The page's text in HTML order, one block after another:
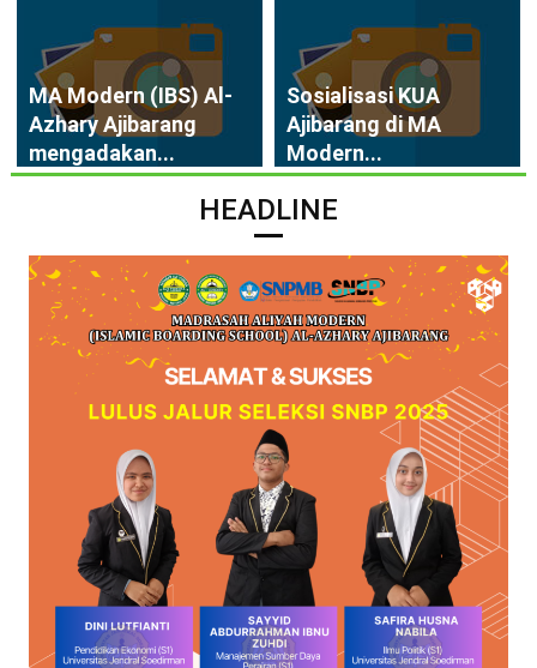
MA Modern (IBS) Al-
Azhary Ajibarang
mengadakan...
Sosialisasi KUA
Ajibarang di MA
Modern...
HEADLINE